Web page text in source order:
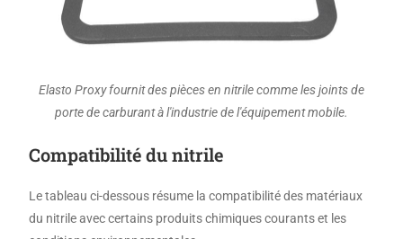
Elasto Proxy fournit des pièces en nitrile comme les joints de
porte de carburant à l'industrie de l'équipement mobile.
Compatibilité du nitrile
Le tableau ci-dessous résume la compatibilité des matériaux
du nitrile avec certains produits chimiques courants et les